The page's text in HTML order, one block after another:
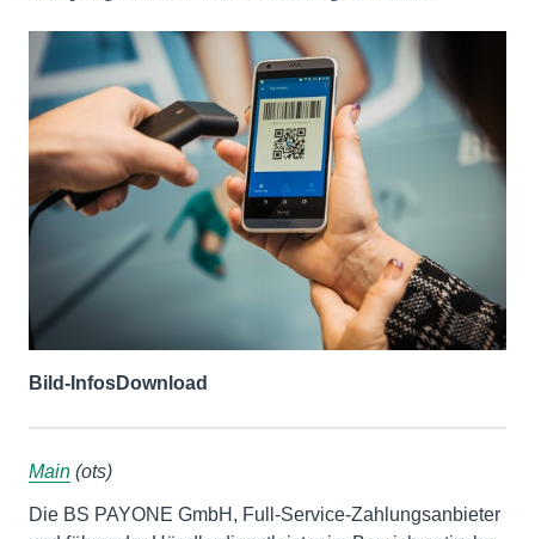
Bild-InfosDownload
Main (ots)
Die BS PAYONE GmbH, Full-Service-Zahlungsanbieter